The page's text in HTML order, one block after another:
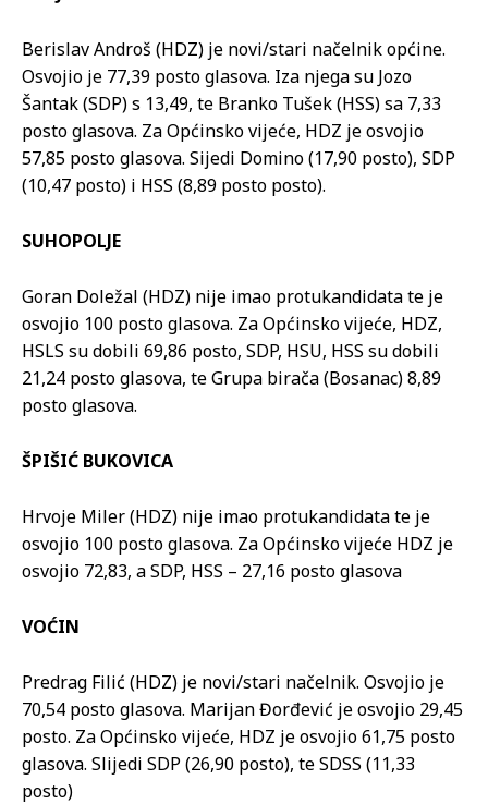
Berislav Androš (HDZ) je novi/stari načelnik općine.
Osvojio je 77,39 posto glasova. Iza njega su Jozo
Šantak (SDP) s 13,49, te Branko Tušek (HSS) sa 7,33
posto glasova. Za Općinsko vijeće, HDZ je osvojio
57,85 posto glasova. Sijedi Domino (17,90 posto), SDP
(10,47 posto) i HSS (8,89 posto posto).
SUHOPOLJE
Goran Doležal (HDZ) nije imao protukandidata te je
osvojio 100 posto glasova. Za Općinsko vijeće, HDZ,
HSLS su dobili 69,86 posto, SDP, HSU, HSS su dobili
21,24 posto glasova, te Grupa birača (Bosanac) 8,89
posto glasova.
ŠPIŠIĆ BUKOVICA
Hrvoje Miler (HDZ) nije imao protukandidata te je
osvojio 100 posto glasova. Za Općinsko vijeće HDZ je
osvojio 72,83, a SDP, HSS – 27,16 posto glasova
VOĆIN
Predrag Filić (HDZ) je novi/stari načelnik. Osvojio je
70,54 posto glasova. Marijan Đorđević je osvojio 29,45
posto. Za Općinsko vijeće, HDZ je osvojio 61,75 posto
glasova. Slijedi SDP (26,90 posto), te SDSS (11,33
posto)